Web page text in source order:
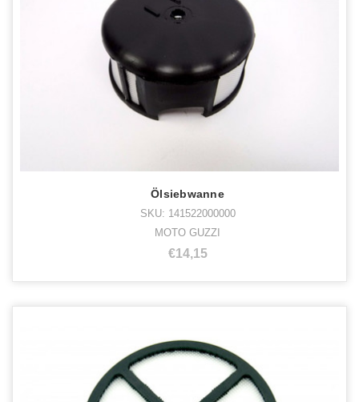
Ölsiebwanne
SKU: 141522000000
MOTO GUZZI
€14,15